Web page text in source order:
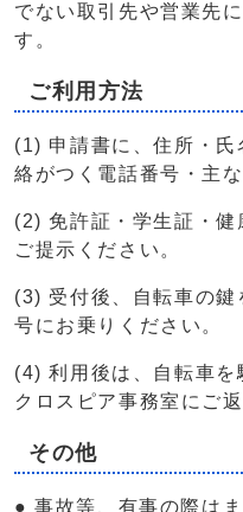
でない取引先や営業先
す。
ご利用方法
(1) 申請書に、住所・氏
絡がつく電話番号・主
(2) 免許証・学生証・健
ご提示ください。
(3) 受付後、自転車の鍵
号にお乗りください。
(4) 利用後は、自転車を
クロスピア事務室にご
その他
● 事故等、有事の際は